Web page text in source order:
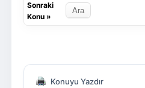
Sonraki
Konu»
Konuyu Yazdır